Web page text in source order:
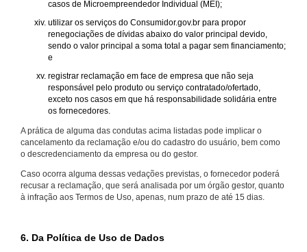
casos de Microempreendedor Individual (MEI);
utilizar os serviços do Consumidor.gov.br para propor
renegociações de dívidas abaixo do valor principal devido,
sendo o valor principal a soma total a pagar sem financiamento;
e
registrar reclamação em face de empresa que não seja
responsável pelo produto ou serviço contratado/ofertado,
exceto nos casos em que há responsabilidade solidária entre
os fornecedores.
A prática de alguma das condutas acima listadas pode implicar o
cancelamento da reclamação e/ou do cadastro do usuário, bem como
o descredenciamento da empresa ou do gestor.
Caso ocorra alguma dessas vedações previstas, o fornecedor poderá
recusar a reclamação, que será analisada por um órgão gestor, quanto
à infração aos Termos de Uso, apenas, num prazo de até 15 dias.
6. Da Política de Uso de Dados